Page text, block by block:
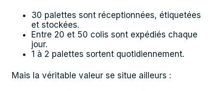
30 palettes sont réceptionnées, étiquetées
et stockées.
Entre 20 et 50 colis sont expédiés chaque
jour.
1 à 2 palettes sortent quotidiennement.
Mais la véritable valeur se situe ailleurs :